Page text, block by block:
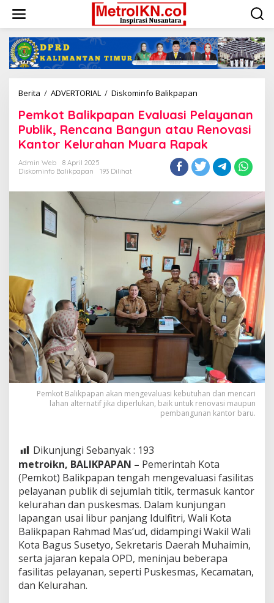
konten
Berita / ADVERTORIAL / Diskominfo Balikpapan
Evaluasi
Pelayanan
Publik,
Rencana
Bangun
atau
Kantor
Kelurahan
Muara
Rapak
Pemkot Balikpapan Evaluasi Pelayanan
Publik, Rencana Bangun atau Renovasi
Kantor Kelurahan Muara Rapak
Admin Web
8 April 2025
Diskominfo Balikpapan
193 Dilihat
Pemkot Balikpapan akan mengevaluasi kebutuhan dan mencari
lahan alternatif jika diperlukan, baik untuk renovasi maupun
pembangunan kantor baru.
Dikunjungi Sebanyak : 193
metroikn, BALIKPAPAN – Pemerintah Kota
(Pemkot) Balikpapan tengah mengevaluasi fasilitas
pelayanan publik di sejumlah titik, termasuk kantor
kelurahan dan puskesmas. Dalam kunjungan
lapangan usai libur panjang Idulfitri, Wali Kota
Balikpapan Rahmad Mas’ud, didampingi Wakil Wali
Kota Bagus Susetyo, Sekretaris Daerah Muhaimin,
serta jajaran kepala OPD, meninjau beberapa
fasilitas pelayanan, seperti Puskesmas, Kecamatan,
dan Kelurahan.